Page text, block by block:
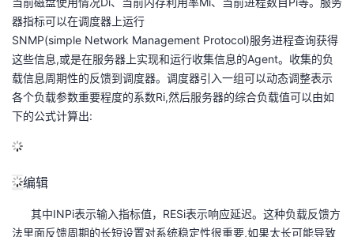
器指标可以在调度器上运行
SNMP(simple Network Management Protocol)服务进程查询获得
这些信息,或是在服务器上实现和运行收集信息的Agent。收集的负
载信息周期性的反馈到调度器。调度器引入一组可以动态调整表示
各个负载参数重要程度的系数Ri,然后服务器的综合负载值可以由如
下的公式计算出:
编辑
其中INPi表示输入指标值，RESi表示响应延迟。这种负载反馈方
法里面反馈周期的长短设置对系统稳定性很重要,如果太长可能导致